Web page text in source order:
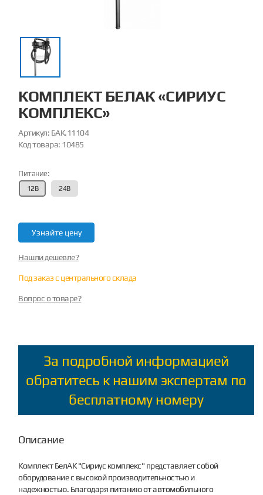
КОМПЛЕКТ БЕЛАК «СИРИУС
КОМПЛЕКС»
Артикул: БАК.11104
Код товара: 10485
Питание:
12В 24В
Узнайте цену
Нашли дешевле?
Под заказ с центрального склада
Вопрос о товаре?
За подробной информацией
обратитесь к нашим экспертам по
бесплатному номеру
Описание
Комплект БелАК "Сириус комплекс" представляет собой
оборудование с высокой производительностью и
надежностью. Благодаря питанию от автомобильного